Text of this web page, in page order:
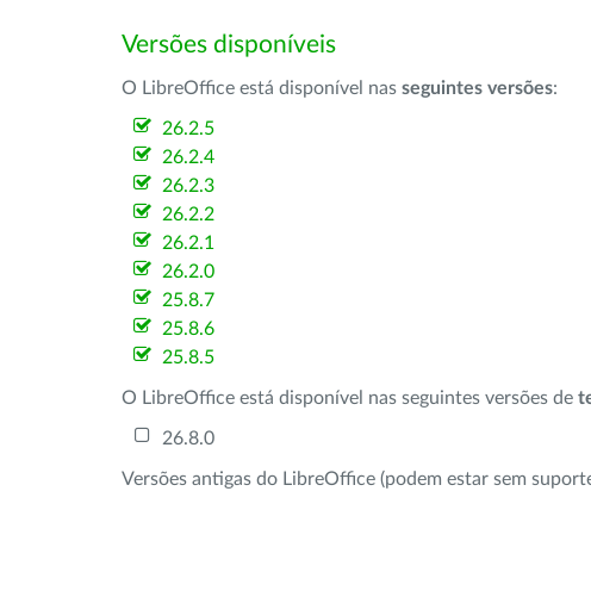
Versões disponíveis
O LibreOffice está disponível nas seguintes versões:
26.2.5
26.2.4
26.2.3
26.2.2
26.2.1
26.2.0
25.8.7
25.8.6
25.8.5
O LibreOffice está disponível nas seguintes versões de
26.8.0
Versões antigas do LibreOffice (podem estar sem